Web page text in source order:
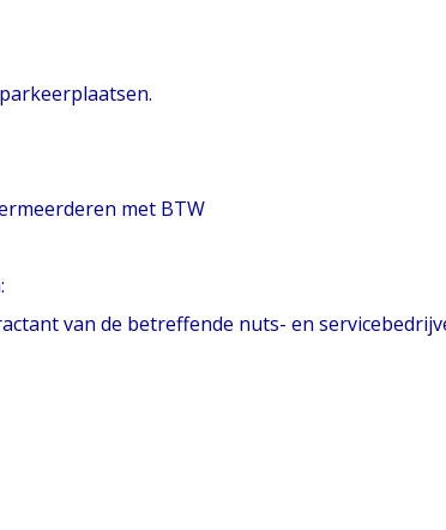
met BTW
van de betreffende nuts- en